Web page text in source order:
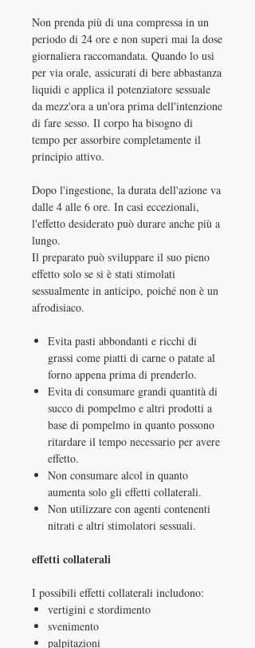
Non prenda più di una compressa in un
periodo di 24 ore e non superi mai la dose
giornaliera raccomandata. Quando lo usi
per via orale, assicurati di bere abbastanza
liquidi e applica il potenziatore sessuale
da mezz'ora a un'ora prima dell'intenzione
di fare sesso. Il corpo ha bisogno di
tempo per assorbire completamente il
principio attivo.
Dopo l'ingestione, la durata dell'azione va
dalle 4 alle 6 ore. In casi eccezionali,
l'effetto desiderato può durare anche più a
lungo.
Il preparato può sviluppare il suo pieno
effetto solo se si è stati stimolati
sessualmente in anticipo, poiché non è un
afrodisiaco.
Evita pasti abbondanti e ricchi di
grassi come piatti di carne o patate al
forno appena prima di prenderlo.
Evita di consumare grandi quantità di
succo di pompelmo e altri prodotti a
base di pompelmo in quanto possono
ritardare il tempo necessario per avere
effetto.
Non consumare alcol in quanto
aumenta solo gli effetti collaterali.
Non utilizzare con agenti contenenti
nitrati e altri stimolatori sessuali.
effetti collaterali
I possibili effetti collaterali includono:
vertigini e stordimento
svenimento
palpitazioni